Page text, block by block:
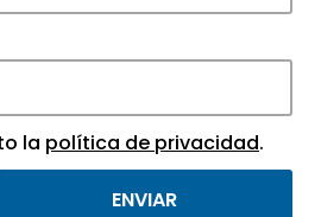
más destacadas de
científicos y
la política de privacidad.